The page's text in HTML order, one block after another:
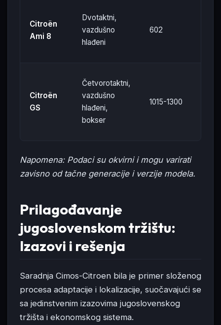
Citroën
Ami 8
Dvotaktni,
vazdušno
hlađeni
602
Citroën
GS
Četvorotaktni,
vazdušno
hlađeni,
bokser
1015-1300
Napomena: Podaci su okvirni i mogu varirati
zavisno od tačne generacije i verzije modela.
Prilagođavanje
jugoslovenskom tržištu:
Izazovi i rešenja
Saradnja Cimos-Citroen bila je primer složenog
procesa adaptacije i lokalizacije, suočavajući se
sa jedinstvenim izazovima jugoslovenskog
tržišta i ekonomskog sistema.